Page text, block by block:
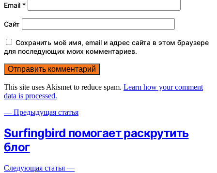
Email *
Сайт
Сохранить моё имя, email и адрес сайта в этом браузере
для последующих моих комментариев.
This site uses Akismet to reduce spam. Learn how your comment
data is processed.
— Предыдущая статья
Surfingbird помогает раскрутить
блог
Следующая статья —